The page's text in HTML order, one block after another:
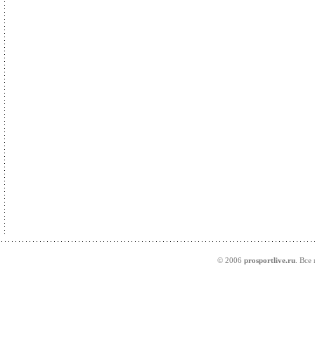
© 2006prosportlive.ru .